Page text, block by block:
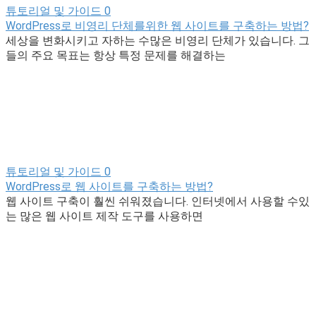
튜토리얼 및 가이드 0
WordPress로 비영리 단체를위한 웹 사이트를 구축하는 방법?
세상을 변화시키고 자하는 수많은 비영리 단체가 있습니다. 그
들의 주요 목표는 항상 특정 문제를 해결하는
튜토리얼 및 가이드 0
WordPress로 웹 사이트를 구축하는 방법?
웹 사이트 구축이 훨씬 쉬워졌습니다. 인터넷에서 사용할 수있
는 많은 웹 사이트 제작 도구를 사용하면